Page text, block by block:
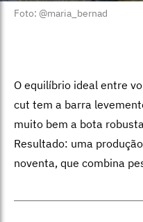
Foto: @maria_bernad
O equilíbrio ideal entre
cut tem a barra
muito bem a bota
Resultado: uma
noventa, que combina